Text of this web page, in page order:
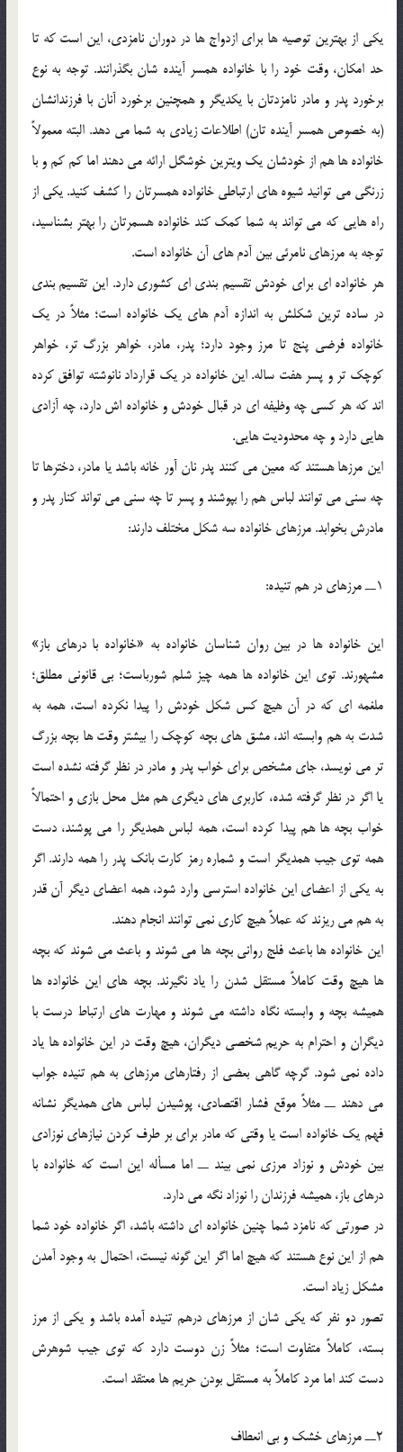
يکي از بهترين توصيه ها براي ازدواج ها در دوران نامزدي، اين است که تا
حد امکان، وقت خود را با خانواده همسر آينده شان بگذرانند. توجه به نوع
برخورد پدر و مادر نامزدتان با يکديگر و همچنين برخورد آنان با فرزندانشان
(به خصوص همسر آينده تان) اطلاعات زيادي به شما مي دهد. البته معمولاً
خانواده ها هم از خودشان يک ويترين خوشگل ارائه مي دهند اما کم کم و با
زرنگي مي توانيد شيوه هاي ارتباطي خانواده همسرتان را کشف کنيد. يکي از
راه هايي که مي تواند به شما کمک کند خانواده هسمرتان را بهتر بشناسيد،
توجه به مرزهاي نامرئي بين آدم هاي آن خانواده است.
هر خانواده اي براي خودش تقسيم بندي اي کشوري دارد. اين تقسيم بندي
در ساده ترين شکلش به اندازه آدم هاي يک خانواده است؛ مثلاً در يک
خانواده فرضي پنج تا مرز وجود دارد؛ پدر، مادر، خواهر بزرگ تر، خواهر
کوچک تر و پسر هفت ساله. اين خانواده در يک قرارداد نانوشته توافق کرده
اند که هر کسي چه وظيفه اي در قبال خودش و خانواده اش دارد، چه آزادي
هايي دارد و چه محدوديت هايي.
اين مرزها هستند که معين مي کنند پدر نان آور خانه باشد يا مادر، دخترها تا
چه سني مي توانند لباس هم را بپوشند و پسر تا چه سني مي تواند کنار پدر و
مادرش بخوابد. مرزهاي خانواده سه شکل مختلف دارند:
1ــ مرزهاي در هم تنيده:
اين خانواده ها در بين روان شناسان خانواده به «خانواده با درهاي باز»
مشهورند. توي اين خانواده ها همه چيز شلم شورباست؛ بي قانوني مطلق؛
ملغمه اي که در آن هيچ کس شکل خودش را پيدا نکرده است، همه به
شدت به هم وابسته اند، مشق هاي بچه کوچک را بيشتر وقت ها بچه بزرگ
تر مي نويسد، جاي مشخص براي خواب پدر و مادر در نظر گرفته نشده است
يا اگر در نظر گرفته شده، کاربري هاي ديگري هم مثل محل بازي و احتمالاً
خواب بچه ها هم پيدا کرده است، همه لباس همديگر را مي پوشند، دست
همه توي جيب همديگر است و شماره رمز کارت بانک پدر را همه دارند. اگر
به يکي از اعضاي اين خانواده استرسي وارد شود، همه اعضاي ديگر آن قدر
به هم مي ريزند که عملاً هيچ کاري نمي توانند انجام دهند.
اين خانواده ها باعث فلج رواني بچه ها مي شوند و باعث مي شوند که بچه
ها هيچ وقت کاملاً مستقل شدن را ياد نگيرند. بچه هاي اين خانواده ها
هميشه بچه و وابسته نگاه داشته مي شوند و مهارت هاي ارتباط درست با
ديگران و احترام به حريم شخصي ديگران، هيچ وقت در اين خانواده ها ياد
داده نمي شود. گرچه گاهي بعضي از رفتارهاي مرزهاي به هم تنيده جواب
مي دهند ــ مثلاً موقع فشار اقتصادي، پوشيدن لباس هاي همديگر نشانه
فهم يک خانواده است يا وقتي که مادر براي بر طرف کردن نيازهاي نوزادي
بين خودش و نوزاد مرزي نمي بيند ــ اما مسأله اين است که خانواده با
درهاي باز، هميشه فرزندان را نوزاد نگه مي دارد.
در صورتي که نامزد شما چنين خانواده اي داشته باشد، اگر خانواده خود شما
هم از اين نوع هستند که هيچ اما اگر اين گونه نيست، احتمال به وجود آمدن
مشکل زياد است.
تصور دو نفر که يکي شان از مرزهاي درهم تنيده آمده باشد و يکي از مرز
بسته، کاملاً متفاوت است؛ مثلاً زن دوست دارد که توي جيب شوهرش
دست کند اما مرد کاملاً به مستقل بودن حريم ها معتقد است.
2ــ مرزهاي خشک و بي انعطاف